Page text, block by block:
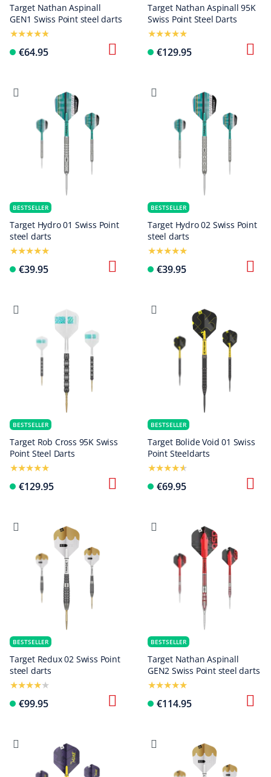
Target Nathan Aspinall
GEN1 Swiss Point steel darts
€64.95
Target Nathan Aspinall 95K
Swiss Point Steel Darts
€129.95
BESTSELLER
Target Hydro 01 Swiss Point
steel darts
€39.95
BESTSELLER
Target Hydro 02 Swiss Point
steel darts
€39.95
BESTSELLER
Target Rob Cross 95K Swiss
Point Steel Darts
€129.95
BESTSELLER
Target Bolide Void 01 Swiss
Point Steeldarts
€69.95
BESTSELLER
Target Redux 02 Swiss Point
steel darts
€99.95
BESTSELLER
Target Nathan Aspinall
GEN2 Swiss Point steel darts
€114.95